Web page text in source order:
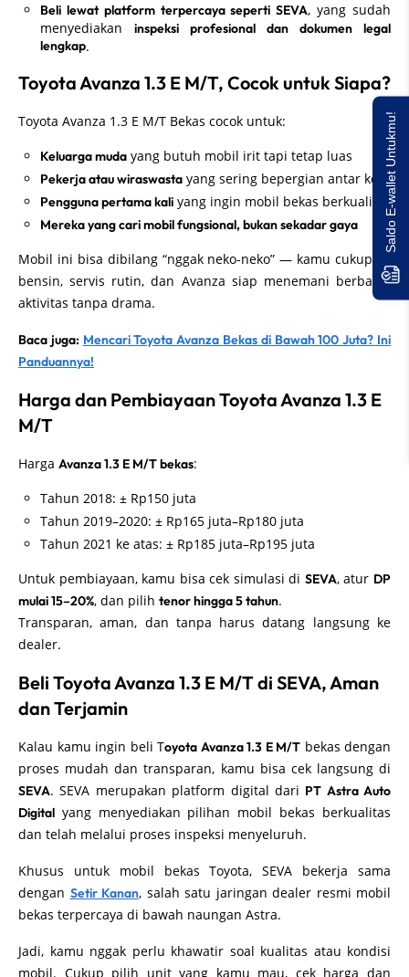
Beli lewat platform terpercaya seperti SEVA, yang sudah
menyediakan inspeksi profesional dan dokumen legal
lengkap.
Toyota Avanza 1.3 E M/T, Cocok untuk Siapa?
Toyota Avanza 1.3 E M/T Bekas cocok untuk:
Keluarga muda yang butuh mobil irit tapi tetap luas
Pekerja atau wiraswasta yang sering bepergian antar kota
Pengguna pertama kali yang ingin mobil bekas berkualitas
Mereka yang cari mobil fungsional, bukan sekadar gaya
Mobil ini bisa dibilang “nggak neko-neko” — kamu cukup isi
bensin, servis rutin, dan Avanza siap menemani berbagai
aktivitas tanpa drama.
Baca juga: Mencari Toyota Avanza Bekas di Bawah 100 Juta? Ini
Panduannya!
Harga dan Pembiayaan Toyota Avanza 1.3 E
M/T
Harga Avanza 1.3 E M/T bekas:
Tahun 2018: ± Rp150 juta
Tahun 2019–2020: ± Rp165 juta–Rp180 juta
Tahun 2021 ke atas: ± Rp185 juta–Rp195 juta
Untuk pembiayaan, kamu bisa cek simulasi di SEVA, atur DP
mulai 15–20%, dan pilih tenor hingga 5 tahun.
Transparan, aman, dan tanpa harus datang langsung ke
dealer.
Beli Toyota Avanza 1.3 E M/T di SEVA, Aman
dan Terjamin
Kalau kamu ingin beli Toyota Avanza 1.3 E M/T bekas dengan
proses mudah dan transparan, kamu bisa cek langsung di
SEVA. SEVA merupakan platform digital dari PT Astra Auto
Digital yang menyediakan pilihan mobil bekas berkualitas
dan telah melalui proses inspeksi menyeluruh.
Khusus untuk mobil bekas Toyota, SEVA bekerja sama
dengan Setir Kanan, salah satu jaringan dealer resmi mobil
bekas terpercaya di bawah naungan Astra.
Jadi, kamu nggak perlu khawatir soal kualitas atau kondisi
mobil. Cukup pilih unit yang kamu mau, cek harga dan
Saldo E-wallet Untukmu!